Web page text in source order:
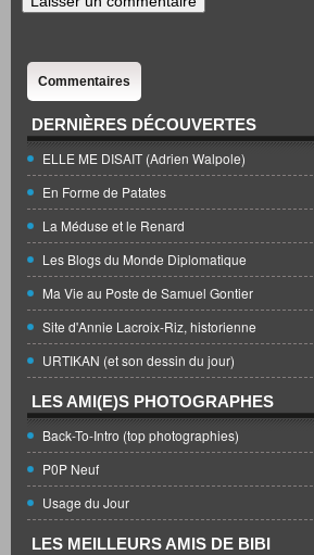
Commentaires
DERNIÈRES DÉCOUVERTES
ELLE ME DISAIT (Adrien Walpole)
En Forme de Patates
La Méduse et le Renard
Les Blogs du Monde Diplomatique
Ma Vie au Poste de Samuel Gontier
Site d'Annie Lacroix-Riz, historienne
URTIKAN (et son dessin du jour)
LES AMI(E)S PHOTOGRAPHES
Back-To-Intro (top photographies)
P0P Neuf
Usage du Jour
LES MEILLEURS AMIS DE BIBI